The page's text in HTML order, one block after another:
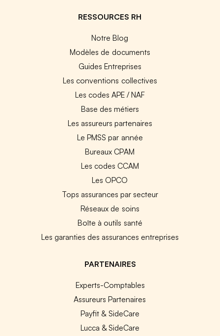
RESSOURCES RH
Notre Blog
Modèles de documents
Guides Entreprises
Les conventions collectives
Les codes APE / NAF
Base des métiers
Les assureurs partenaires
Le PMSS par année
Bureaux CPAM
Les codes CCAM
Les OPCO
Tops assurances par secteur
Réseaux de soins
Boîte à outils santé
Les garanties des assurances entreprises
PARTENAIRES
Experts-Comptables
Assureurs Partenaires
Payfit & SideCare
Lucca & SideCare